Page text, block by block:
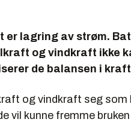
er lagring av strøm.
og vindkraft ikke
de balansen i
og vindkraft seg som
vil kunne fremme